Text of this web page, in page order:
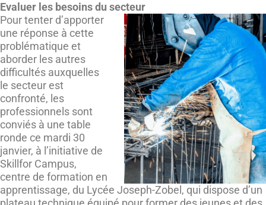
Evaluer les besoins du secteur
Pour tenter d’apporter
une réponse à cette
problématique et
aborder les autres
difficultés auxquelles
le secteur est
confronté, les
professionnels sont
conviés à une table
ronde ce mardi 30
janvier, à l’initiative de
Skillfor Campus,
centre de formation en
apprentissage, du Lycée Joseph-Zobel, qui dispose d’un